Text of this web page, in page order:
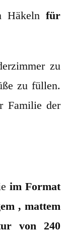
Häkeln für
zu
zu füllen.
Familie der
im Format
, mattem
von 240